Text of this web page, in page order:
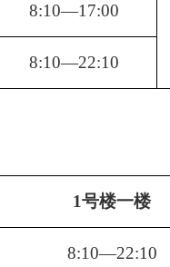
8:10—17:00
8:10—22:10
1号楼一楼
8:10—22:10